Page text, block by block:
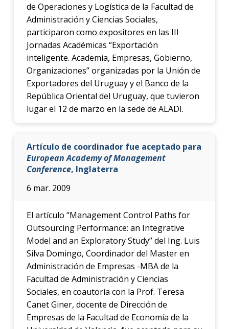
de Operaciones y Logística de la Facultad de
Administración y Ciencias Sociales,
participaron como expositores en las III
Jornadas Académicas “Exportación
inteligente. Academia, Empresas, Gobierno,
Organizaciones” organizadas por la Unión de
Exportadores del Uruguay y el Banco de la
República Oriental del Uruguay, que tuvieron
lugar el 12 de marzo en la sede de ALADI.
Artículo de coordinador fue aceptado para
European Academy of Management
Conference, Inglaterra
6 mar. 2009
El artículo “Management Control Paths for
Outsourcing Performance: an Integrative
Model and an Exploratory Study” del Ing. Luis
Silva Domingo, Coordinador del Master en
Administración de Empresas -MBA de la
Facultad de Administración y Ciencias
Sociales, en coautoría con la Prof. Teresa
Canet Giner, docente de Dirección de
Empresas de la Facultad de Economía de la